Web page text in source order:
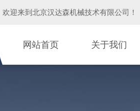
欢迎来到 北京汉达森机械技术有限公司 ！
网站首页 关于我们